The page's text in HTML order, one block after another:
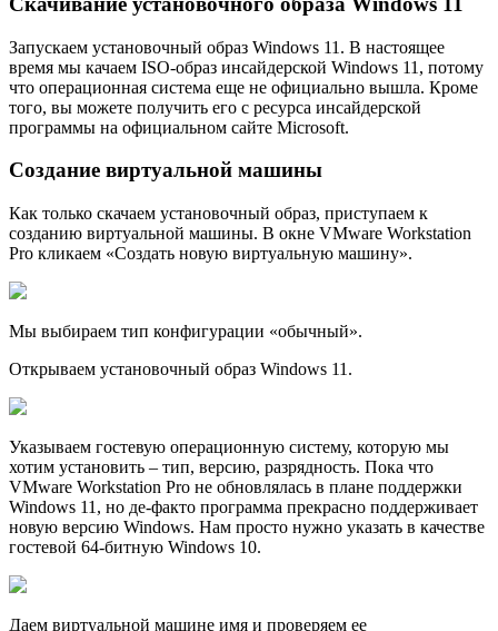
Запускаем установочный образ Windows 11. В настоящее
время мы качаем ISO-образ инсайдерской Windows 11, потому
что операционная система еще не официально вышла. Кроме
того, вы можете получить его с ресурса инсайдерской
программы на официальном сайте Microsoft.
Создание виртуальной машины
Как только скачаем установочный образ, приступаем к
созданию виртуальной машины. В окне VMware Workstation
Pro кликаем «Создать новую виртуальную машину».
Мы выбираем тип конфигурации «обычный».
Открываем установочный образ Windows 11.
Указываем гостевую операционную систему, которую мы
хотим установить – тип, версию, разрядность. Пока что
VMware Workstation Pro не обновлялась в плане поддержки
Windows 11, но де-факто программа прекрасно поддерживает
новую версию Windows. Нам просто нужно указать в качестве
гостевой 64-битную Windows 10.
Даем виртуальной машине имя и проверяем ее